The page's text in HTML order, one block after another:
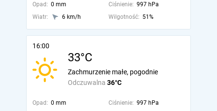
Opad: 0 mm Ciśnienie: 997 hPa
Wiatr:
6 km/h Wilgotność: 51%
16:00
33°C
Odczuwalna 36°C
Zachmurzenie małe, pogodnie
Opad: 0 mm Ciśnienie: 997 hPa